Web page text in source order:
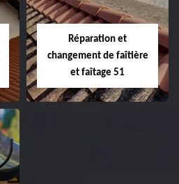
Réparation et
changement de faîtière
et faîtage 51